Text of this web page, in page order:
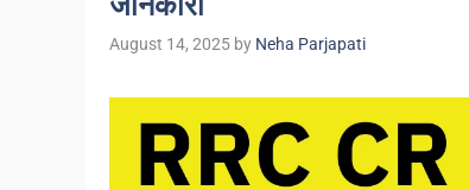
August 14, 2025 by Neha Parjapati